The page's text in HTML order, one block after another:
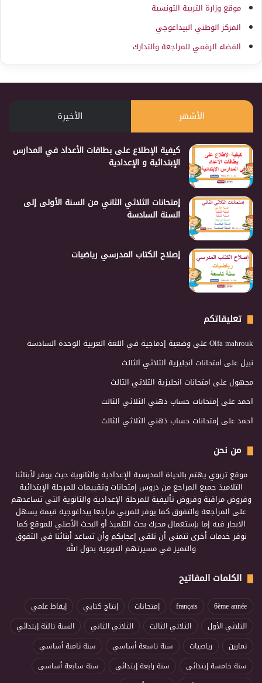
موقع وزارة التربية التونسية
المركز الوطني البيداغوجي
الفضاء الرقمي للمراجعة والتدارك
الأشهر الأخيرة
كيفية الإطلاع على بطاقات الأعداد في المدارس
الإبتدائية و الإعدادية
إمتحانات الثلاثي الثاني من السنة الأولى إلى
السنة السادسة
إصلاح الكتاب المدرسي رياضيات
تعليقاتكم
Olfa mahroukعلى وضعية إدماجية في اللغة العربية الوحدة السادسة
نبيلعلى امتحانات انجليزية الثلاثي الثالث
مجهولعلى امتحانات انجليزية الثلاثي الثالث
احمدعلى إمتحانات حساب ذهني الثلاثي الثالث
احمدعلى إمتحانات حساب ذهني الثلاثي الثالث
من نحن
موقع تربوي يهتم بالحياة المدرسية الإعدادية والثانوية حيث يوفر لأبنائنا
التلاميذ جميع المراجع من دروس إمتحانات وتقييمات للمرحلة الإبتدائية
وفروض مراقبة وفروض تأليفية للمرحلة الإعدادية والثانوية التي تساعدهم
على المراجعة والتفوق كما يوفر للمربي مراجعا بيداغوجية قيمة يسهل
الابحار فيه إما بإستعمال محرك بحث التلميذ أو البحث الأصلي للموقع كما
نوفر خدمات أخرى نتمنى أن تلقى إعجابكم وأن تساعد أبنائنا في التفوق
والتميز في مسيرتهم التربوية بحول الله
الكلمات المفاتيح
6ème année
français إمتحانات إنتاج كتابي
إيقاظ علمي
الثلاثي الأول
الثلاثي الثالث الثلاثي الثاني
السنة ثالثة إبتدائي
تمارين
رياضيات سنة تاسعة أساسي
سنة ثامنة أساسي
سنة خامسة إبتدائي
سنة رابعة إبتدائي
سنة سابعة أساسي